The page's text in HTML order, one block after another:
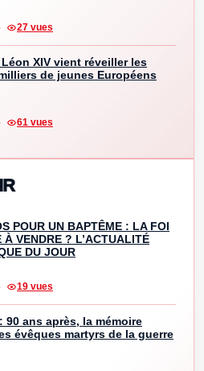
27 vues
XIV vient réveiller les
de jeunes Européens
61 vues
POUR UN BAPTÊME : LA FOI
À VENDRE ? L’ACTUALITÉ
DU JOUR
19 vues
90 ans après, la mémoire
évêques martyrs de la guerre